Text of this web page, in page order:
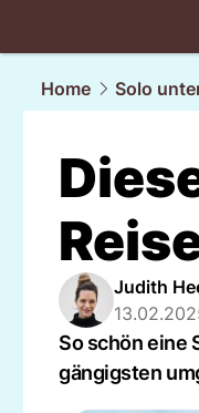
Home
Solo
Judith
So schön eine
gängigsten